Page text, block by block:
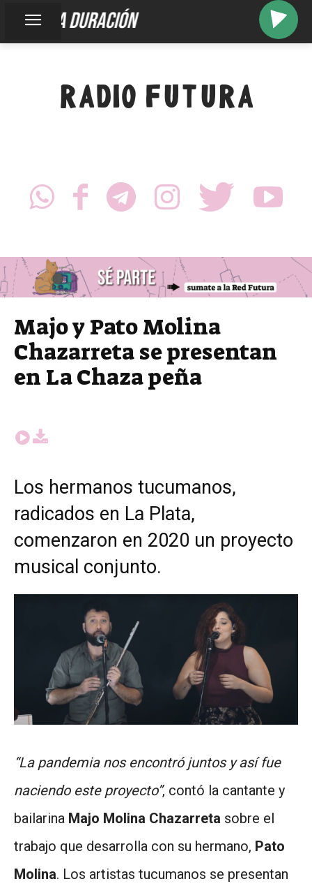
larga duración
RADIO FUTURA
Majo y Pato Molina
Chazarreta se presentan
en La Chaza peña
Los hermanos tucumanos,
radicados en La Plata,
comenzaron en 2020 un proyecto
musical conjunto.
“La pandemia nos encontró juntos y así fue
naciendo este proyecto”, contó la cantante y
bailarina Majo Molina Chazarreta sobre el
trabajo que desarrolla con su hermano, Pato
Molina. Los artistas tucumanos se presentan